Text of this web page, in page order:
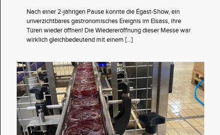
Nach einer 2-jährigen Pause konnte die Égast-Show, ein
unverzichtbares gastronomisches Ereignis im Elsass, ihre
Türen wieder öffnen! Die Wiedereröffnung dieser Messe war
wirklich gleichbedeutend mit einem […]